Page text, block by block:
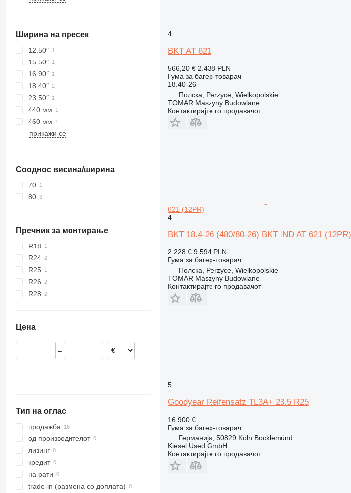
Ширина на пресек
12.50″
15.50″
16.90″
18.40″
23.50″
440 мм
460 мм
прикажи се
Сооднос висина/ширина
70
80
Пречник за монтирање
R18
R24
R25
R26
R28
Цена
–
Тип на оглас
продажба
од производителот
лизинг
кредит
на рати
trade-in (размена со доплата)
4
BKT AT 621
566,20 € 2.438 PLN
Гума за багер-товарач
18.40-26
Полска, Perzyce, Wielkopolskie
TOMAR Maszyny Budowlane
Контактирајте го продавачот
621 (12PR)
4
BKT 18.4-26 (480/80-26) BKT IND AT 621 (12PR)
2.228 € 9.594 PLN
Гума за багер-товарач
Полска, Perzyce, Wielkopolskie
TOMAR Maszyny Budowlane
Контактирајте го продавачот
5
Goodyear Reifensatz TL3A+ 23.5 R25
16.900 €
Гума за багер-товарач
Германија, 50829 Köln Bocklemünd
Kiesel Used GmbH
Контактирајте го продавачот